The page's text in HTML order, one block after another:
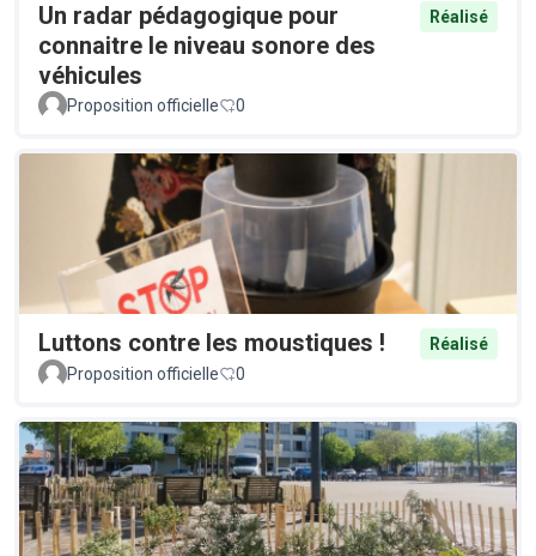
Un radar pédagogique pour
connaitre le niveau sonore des
véhicules
Réalisé
Proposition officielle 0
Luttons contre les moustiques !
Réalisé
Proposition officielle
0